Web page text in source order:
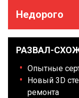
Недорого
РАЗВАЛ-
Опытные
Новый 3D
ремонта